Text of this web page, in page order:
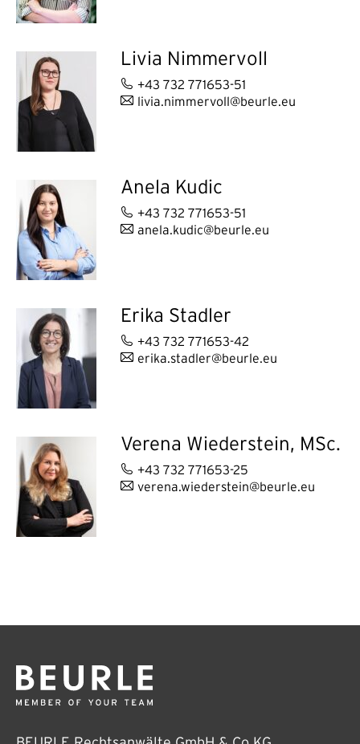
Livia Nimmervoll
+43 732 771653-51
livia.nimmervoll@beurle.eu
Anela Kudic
+43 732 771653-51
anela.kudic@beurle.eu
Erika Stadler
+43 732 771653-42
erika.stadler@beurle.eu
Verena Wiederstein, MSc.
+43 732 771653-25
verena.wiederstein@beurle.eu